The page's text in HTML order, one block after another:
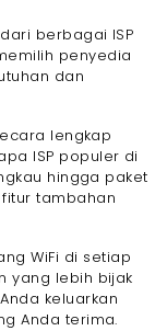
berbagai ISP
penyedia
dan
lengkap
ISP populer di
hingga paket
tambahan
WiFi di setiap
yang lebih bijak
keluarkan
Anda terima.